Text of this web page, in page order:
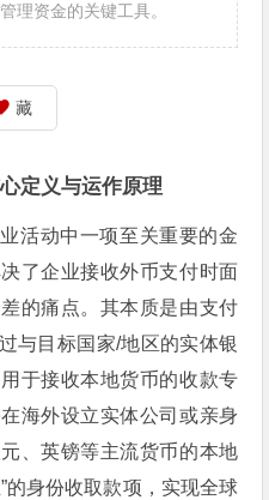
理资金的关键工具。
藏
定义与运作原理
活动中一项至关重要的金
了企业接收外币支付时面
的痛点。其本质是由支付
与目标国家/地区的实体银
于接收本地货币的收款专
海外设立实体公司或亲身
、英镑等主流货币的本地
的身份收取款项，实现全球